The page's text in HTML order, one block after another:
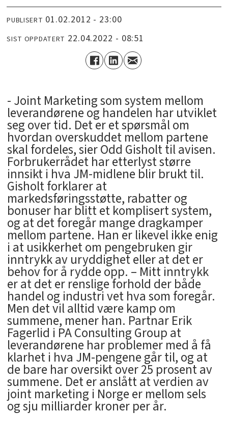
PUBLISERT 01.02.2012 - 23:00
SIST OPPDATERT 22.04.2022 - 08:51
- Joint Marketing som system mellom
leverandørene og handelen har utviklet
seg over tid. Det er et spørsmål om
hvordan overskuddet mellom partene
skal fordeles, sier Odd Gisholt til avisen.
Forbrukerrådet har etterlyst større
innsikt i hva JM-midlene blir brukt til.
Gisholt forklarer at
markedsføringsstøtte, rabatter og
bonuser har blitt et komplisert system,
og at det foregår mange dragkamper
mellom partene. Han er likevel ikke enig
i at usikkerhet om pengebruken gir
inntrykk av uryddighet eller at det er
behov for å rydde opp. – Mitt inntrykk
er at det er renslige forhold der både
handel og industri vet hva som foregår.
Men det vil alltid være kamp om
summene, mener han. Partnar Erik
Fagerlid i PA Consulting Group at
leverandørene har problemer med å få
klarhet i hva JM-pengene går til, og at
de bare har oversikt over 25 prosent av
summene. Det er anslått at verdien av
joint marketing i Norge er mellom sels
og sju milliarder kroner per år.